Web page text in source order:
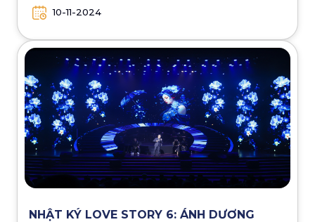
10-11-2024
NHẬT KÝ LOVE STORY 6: ÁNH DƯƠNG